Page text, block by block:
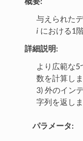
与えられた
iにおける1
詳細説明:
より広範な5
数を計算し
3) 外のイン
字列を返しま
パラメータ: